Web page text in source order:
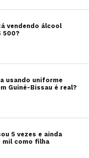
vendendo álcool
500?
usando uniforme
Guiné-Bissau é real?
5 vezes e ainda
mil como filha